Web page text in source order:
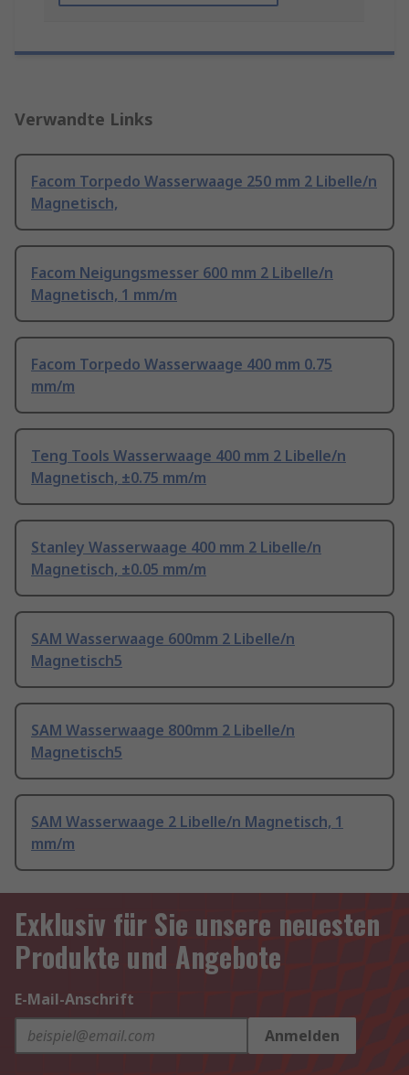
Verwandte Links
Facom Torpedo Wasserwaage 250 mm 2 Libelle/n
Magnetisch,
Facom Neigungsmesser 600 mm 2 Libelle/n
Magnetisch, 1 mm/m
Facom Torpedo Wasserwaage 400 mm 0.75
mm/m
Teng Tools Wasserwaage 400 mm 2 Libelle/n
Magnetisch, ±0.75 mm/m
Stanley Wasserwaage 400 mm 2 Libelle/n
Magnetisch, ±0.05 mm/m
SAM Wasserwaage 600mm 2 Libelle/n
Magnetisch5
SAM Wasserwaage 800mm 2 Libelle/n
Magnetisch5
SAM Wasserwaage 2 Libelle/n Magnetisch, 1
mm/m
Exklusiv für Sie unsere neuesten
Produkte und Angebote
E-Mail-Anschrift
Anmelden